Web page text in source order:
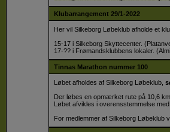
Klubarrangement 29/1-2022
Her vil Silkeborg Løbeklub afholde et
15-17 i Silkeborg Skyttecenter.
17-?? i Frømandsklubbens lokaler.
Tinnas Marathon nummer 100
Løbet afholdes af Silkeborg Løbeklub,
Der løbes en opmærket rute på 10,6
Løbet afvikles i overensstemmelse
For medlemmer af Silkeborg Løbeklub